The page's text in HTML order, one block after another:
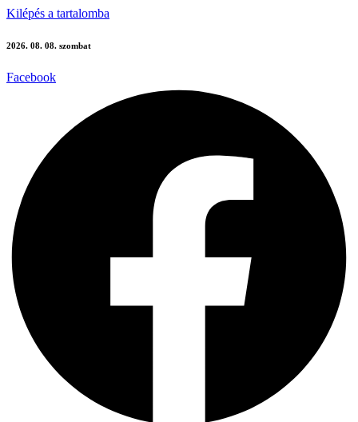
Kilépés a tartalomba
2026. 08. 08. szombat
Facebook